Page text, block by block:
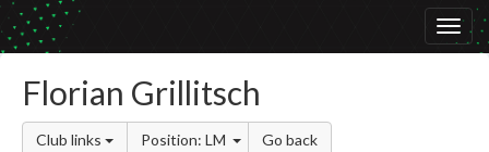
Florian Grillitsch
Club links Position: LM Go back